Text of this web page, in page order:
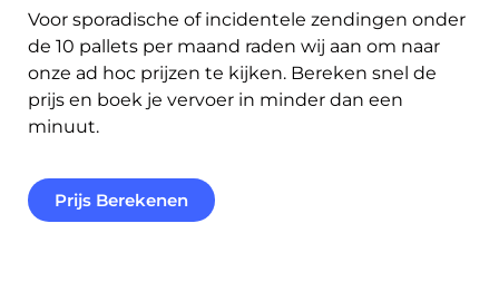
Voor sporadische of incidentele zendingen onder
de 10 pallets per maand raden wij aan om naar
onze ad hoc prijzen te kijken. Bereken snel de
prijs en boek je vervoer in minder dan een
minuut.
Prijs Berekenen